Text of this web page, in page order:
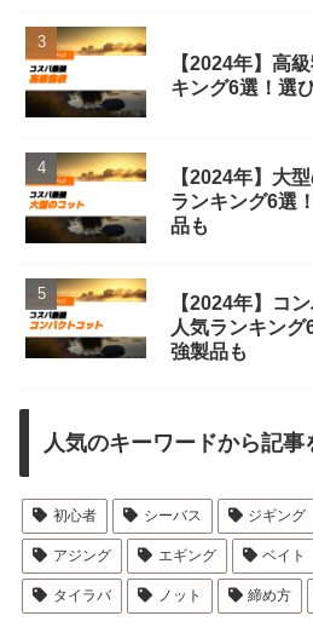
【2024年】高
キング6選！選
【2024年】大
ランキング6選
品も
【2024年】コ
人気ランキン
強製品も
人気のキーワードから記事
初心者 シーバス ジギング
アジング エギング ベイト
タイラバ ノット 締め方